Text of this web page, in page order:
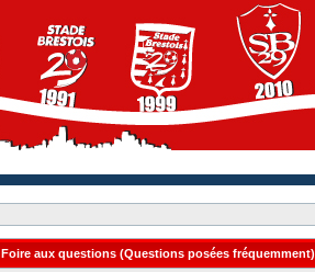
Foire aux questions (Questions posées fréquemment)